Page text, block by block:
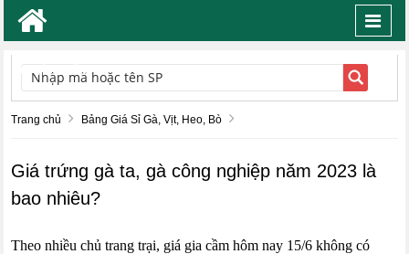
TÌM KIẾM
Trang chủ Bảng Giá Sỉ Gà, Vịt, Heo, Bò
Giá trứng gà ta, gà công nghiệp năm 2023 là
bao nhiêu?
Theo nhiều chủ trang trại, giá gia cầm hôm nay 15/6 không có